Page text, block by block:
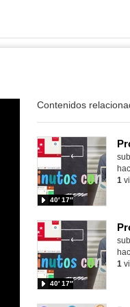
Contenidos
40′ 17″
1
40′ 17″
1